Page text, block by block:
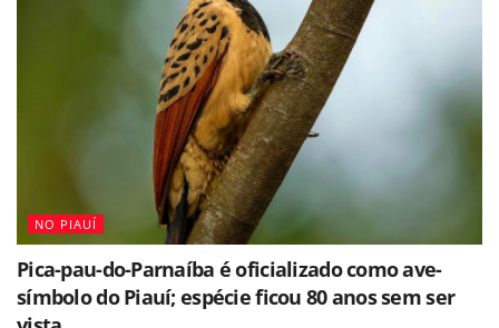
NO PIAUÍ
Pica-pau-do-Parnaíba é oficializado como ave-
símbolo do Piauí; espécie ficou 80 anos sem ser